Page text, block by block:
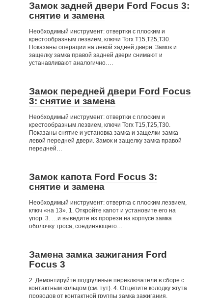
Замок задней двери Ford Focus 3:
снятие и замена
Необходимый инструмент: отвертки с плоским и
крестообразным лезвием, ключи Torx Т15,Т25,Т30.
Показаны операции на левой задней двери. Замок и
защелку замка правой задней двери снимают и
устанавливают аналогично….
Замок передней двери Ford Focus
3: снятие и замена
Необходимый инструмент: отвертки с плоским и
крестообразным лезвием, ключи Torx Т15,Т25,T30.
Показаны снятие и установка замка и защелки замка
левой передней двери. Замок и защелку замка правой
передней…
Замок капота Ford Focus 3:
снятие и замена
Необходимый инструмент: отвертка с плоским лезвием,
ключ «на 13». 1. Откройте капот и установите его на
упор. 3. …и выведите из прорези на корпусе замка
оболочку троса, соединяющего…
Замена замка зажигания Ford
Focus 3
2. Демонтируйте подрулевые переключатели в сборе с
контактным кольцом (см. тут). 4. Отцепите колодку жгута
проводов от контактной группы замка зажигания.